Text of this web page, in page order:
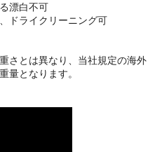
漂白不可
ドライクリーニング可
さとは異なり、当社規定の海外
量となります。